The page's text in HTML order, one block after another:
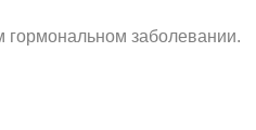
гормональном заболевании.